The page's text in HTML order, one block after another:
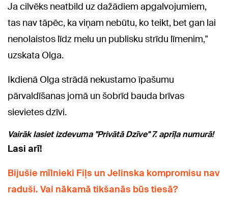
Ja cilvēks neatbild uz dažādiem apgalvojumiem,
tas nav tāpēc, ka viņam nebūtu, ko teikt, bet gan lai
nenolaistos līdz melu un publisku strīdu līmenim,"
uzskata Olga.
Ikdienā Olga strādā nekustamo īpašumu
pārvaldīšanas jomā un šobrīd bauda brīvas
sievietes dzīvi.
Vairāk lasiet izdevuma "Privātā Dzīve" 7. aprīļa numurā!
Lasi arī!
Bijušie mīlnieki Fiļs un Jelinska kompromisu nav
raduši. Vai nākamā tikšanās būs tiesā?